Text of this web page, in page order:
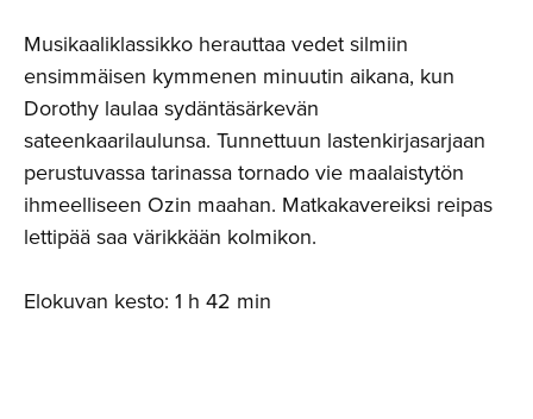
Musikaaliklassikko herauttaa vedet silmiin
ensimmäisen kymmenen minuutin aikana, kun
Dorothy laulaa sydäntäsärkevän
sateenkaarilaulunsa. Tunnettuun lastenkirjasarjaan
perustuvassa tarinassa tornado vie maalaistytön
ihmeelliseen Ozin maahan. Matkakavereiksi reipas
lettipää saa värikkään kolmikon.
Elokuvan kesto: 1 h 42 min